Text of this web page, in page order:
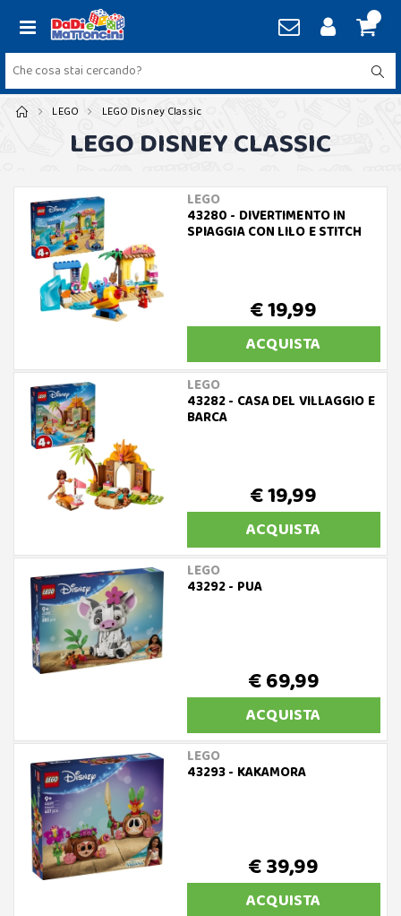
LEGO LEGO Disney Classic
LEGO DISNEY CLASSIC
LEGO
43280 - DIVERTIMENTO IN
SPIAGGIA CON LILO E STITCH
€ 19,99
ACQUISTA
LEGO
43282 - CASA DEL VILLAGGIO E
BARCA
€ 19,99
ACQUISTA
LEGO
43292 - PUA
€ 69,99
ACQUISTA
LEGO
43293 - KAKAMORA
€ 39,99
ACQUISTA